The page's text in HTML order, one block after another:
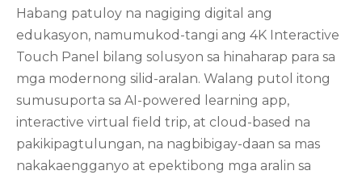
Habang patuloy na nagiging digital ang
edukasyon, namumukod-tangi ang 4K Interactive
Touch Panel bilang solusyon sa hinaharap para sa
mga modernong silid-aralan. Walang putol itong
sumusuporta sa AI-powered learning app,
interactive virtual field trip, at cloud-based na
pakikipagtulungan, na nagbibigay-daan sa mas
nakakaengganyo at epektibong mga aralin sa